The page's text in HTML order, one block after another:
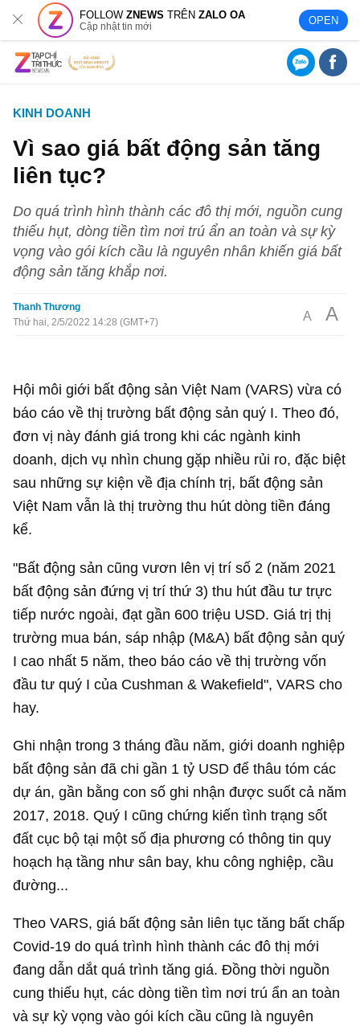
FOLLOWZNEWS TRÊNZALO OA
Cập nhật tin mới OPEN
KINH DOANH
Vì sao giá bất động sản tăng
liên tục?
Do quá trình hình thành các đô thị mới, nguồn cung
thiếu hụt, dòng tiền tìm nơi trú ẩn an toàn và sự kỳ
vọng vào gói kích cầu là nguyên nhân khiến giá bất
động sản tăng khắp nơi.
Thanh Thương
Thứ hai, 2/5/2022 14:28 (GMT+7)
A A
Hội môi giới bất động sản Việt Nam (VARS) vừa có
báo cáo về thị trường bất động sản quý I. Theo đó,
đơn vị này đánh giá trong khi các ngành kinh
doanh, dịch vụ nhìn chung gặp nhiều rủi ro, đặc biệt
sau những sự kiện về địa chính trị, bất động sản
Việt Nam vẫn là thị trường thu hút dòng tiền đáng
kể.
"Bất động sản cũng vươn lên vị trí số 2 (năm 2021
bất động sản đứng vị trí thứ 3) thu hút đầu tư trực
tiếp nước ngoài, đạt gần 600 triệu USD. Giá trị thị
trường mua bán, sáp nhập (M&A) bất động sản quý
I cao nhất 5 năm, theo báo cáo về thị trường vốn
đầu tư quý I của Cushman & Wakefield", VARS cho
hay.
Ghi nhận trong 3 tháng đầu năm, giới doanh nghiệp
bất động sản đã chi gần 1 tỷ USD để thâu tóm các
dự án, gần bằng con số ghi nhận được suốt cả năm
2017, 2018. Quý I cũng chứng kiến tình trạng sốt
đất cục bộ tại một số địa phương có thông tin quy
hoạch hạ tầng như sân bay, khu công nghiệp, cầu
đường...
Theo VARS, giá bất động sản liên tục tăng bất chấp
Covid-19 do quá trình hình thành các đô thị mới
đang dẫn dắt quá trình tăng giá. Đồng thời nguồn
cung thiếu hụt, các dòng tiền tìm nơi trú ẩn an toàn
và sự kỳ vọng vào gói kích cầu cũng là nguyên